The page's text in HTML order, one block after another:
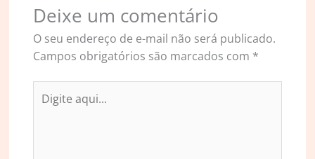
Deixe um comentário
O seu endereço de e-mail não será publicado.
Campos obrigatórios são marcados com *
aqui...